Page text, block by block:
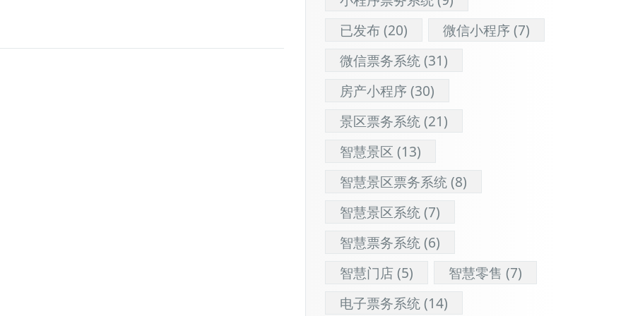
已发布(20) 微信小程序(7)
微信票务系统(31)
房产小程序(30)
景区票务系统(21)
智慧景区 (13)
智慧景区票务系统(8)
智慧景区系统(7)
智慧票务系统(6)
智慧门店(5) 智慧零售 (7)
电子票务系统(14)